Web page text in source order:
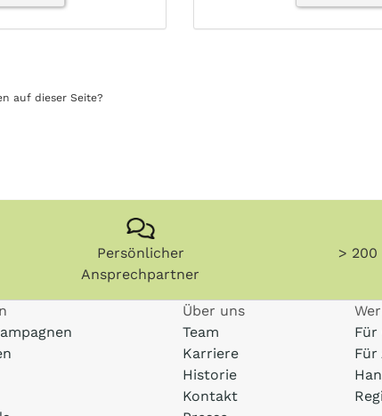
auf dieser Seite?
Persönlicher
Ansprechpartner
> 200
Über uns
Team
Karriere
Historie
Kontakt
Für
Für